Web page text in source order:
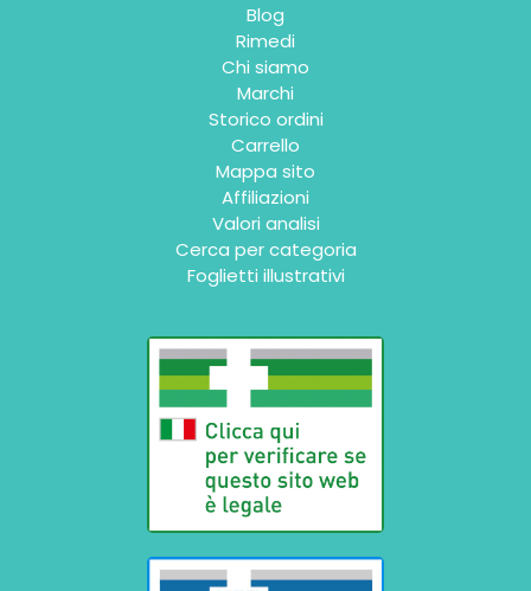
Blog
Rimedi
Chi siamo
Marchi
Storico ordini
Carrello
Mappa sito
Affiliazioni
Valori analisi
Cerca per categoria
Foglietti illustrativi